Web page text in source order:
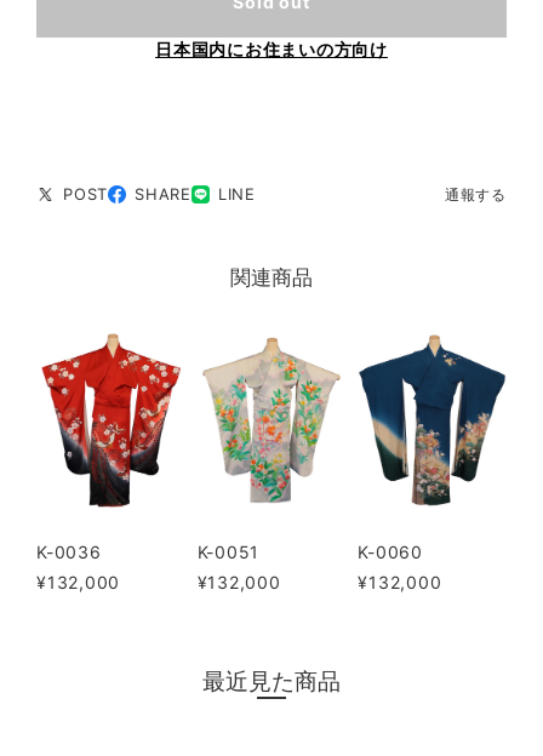
日本国内にお住まいの方向け
POST SHARE LINE 通報する
関連商品
K-0036
¥132,000
K-0051
¥132,000
K-0060
¥132,000
最近見た商品